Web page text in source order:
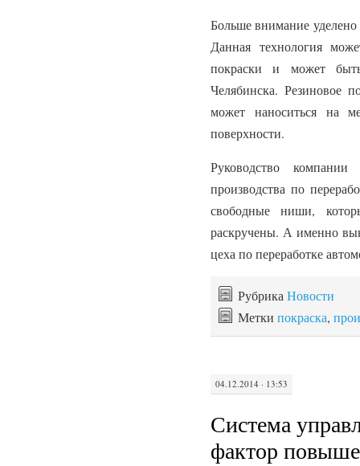
Больше внимание
Данная технология
покраски и может
Челябинска. Резиновое
может наноситься на
поверхности.
Руководство
производства по
свободные ниши,
раскручены. А именно
цеха по переработке
Рубрика Новости
Метки покраска,
04.12.2014 · 13:53
Система
фактор